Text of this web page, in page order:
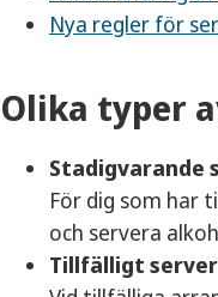
Nya regler för
Olika typer
Stadigvarande
För dig som har
och servera
Tillfälligt